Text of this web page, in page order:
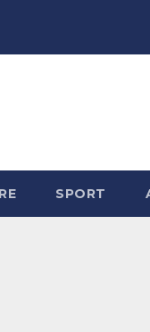
SPORT